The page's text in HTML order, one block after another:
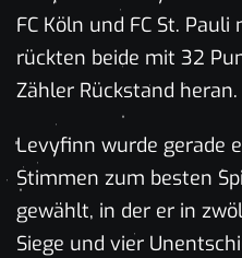
FC Köln und FC St.
rückten beide mit 32
Zähler Rückstand heran.
Levyfinn wurde gerade
Stimmen zum besten
gewählt, in der er in
Siege und vier